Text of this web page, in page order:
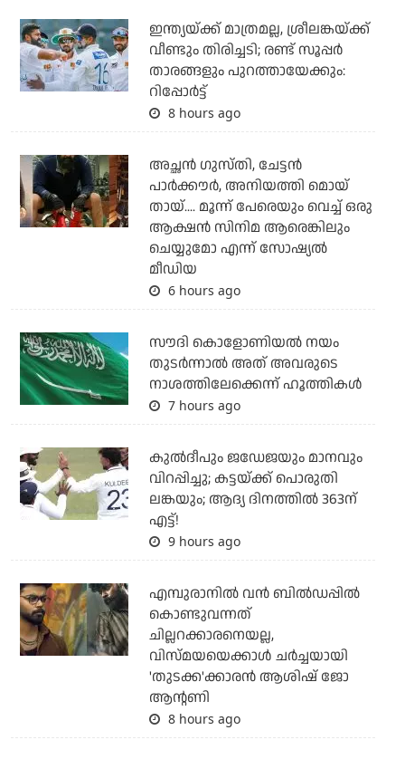
ഇന്ത്യയ്ക്ക് മാത്രമല്ല, ശ്രീലങ്കയ്ക്ക്
വീണ്ടും തിരിച്ചടി; രണ്ട് സൂപ്പര്‍
താരങ്ങളും പുറത്തായേക്കും:
റിപ്പോര്‍ട്ട്
8 hours ago
അച്ഛന്‍ ഗുസ്തി, ചേട്ടന്‍
പാര്‍ക്കൗര്‍, അനിയത്തി മൊയ്
തായ്.... മൂന്ന് പേരെയും വെച്ച് ഒരു
ആക്ഷന്‍ സിനിമ ആരെങ്കിലും
ചെയ്യുമോ എന്ന് സോഷ്യല്‍
മീഡിയ
6 hours ago
സൗദി കൊളോണിയല്‍ നയം
തുടര്‍ന്നാല്‍ അത് അവരുടെ
നാശത്തിലേക്കെന്ന് ഹൂത്തികള്‍
7 hours ago
കുല്‍ദീപും ജഡേജയും മാനവും
വിറപ്പിച്ചു; കട്ടയ്ക്ക് പൊരുതി
ലങ്കയും; ആദ്യ ദിനത്തില്‍ 363ന്
എട്ട്!
9 hours ago
എമ്പുരാനില്‍ വന്‍ ബില്‍ഡപ്പില്‍
കൊണ്ടുവന്നത്
ചില്ലറക്കാരനെയല്ല,
വിസ്മയയെക്കാള്‍ ചര്‍ച്ചയായി
'തുടക്ക'ക്കാരന്‍ ആശിഷ് ജോ
ആന്റണി
8 hours ago